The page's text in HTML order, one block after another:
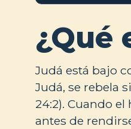
¿Qué
Judá está bajo
Judá, se rebela
24:2). Cuando
antes de